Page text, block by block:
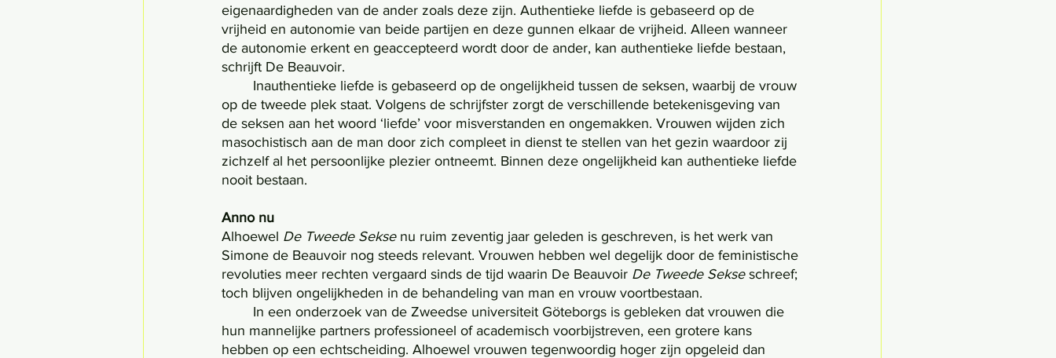
eigenaardigheden van de ander zoals deze zijn. Authentieke liefde is gebaseerd op de
vrijheid en autonomie van beide partijen en deze gunnen elkaar de vrijheid. Alleen wanneer
de autonomie erkent en geaccepteerd wordt door de ander, kan authentieke liefde bestaan,
schrijft De Beauvoir.
op de tweede plek staat. Volgens de schrijfster zorgt de verschillende betekenisgeving van
de seksen aan het woord ‘liefde’ voor misverstanden en ongemakken. Vrouwen wijden zich
masochistisch aan de man door zich compleet in dienst te stellen van het gezin waardoor zij
zichzelf al het persoonlijke plezier ontneemt. Binnen deze ongelijkheid kan authentieke liefde
nooit bestaan.
Anno nu
Alhoewel De Tweede Sekse nu ruim zeventig jaar geleden is geschreven, is het werk van
Simone de Beauvoir nog steeds relevant. Vrouwen hebben wel degelijk door de feministische
revoluties meer rechten vergaard sinds de tijd waarin De Beauvoir De Tweede Sekse schreef;
toch blijven ongelijkheden in de behandeling van man en vrouw voortbestaan.
hun mannelijke partners professioneel of academisch voorbijstreven, een grotere kans
hebben op een echtscheiding. Alhoewel vrouwen tegenwoordig hoger zijn opgeleid dan